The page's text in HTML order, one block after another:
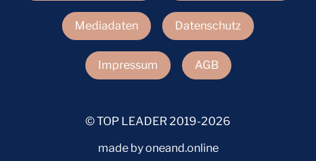
Mediadaten Datenschutz
Impressum AGB
© TOP LEADER 2019-2026
made by oneand.online